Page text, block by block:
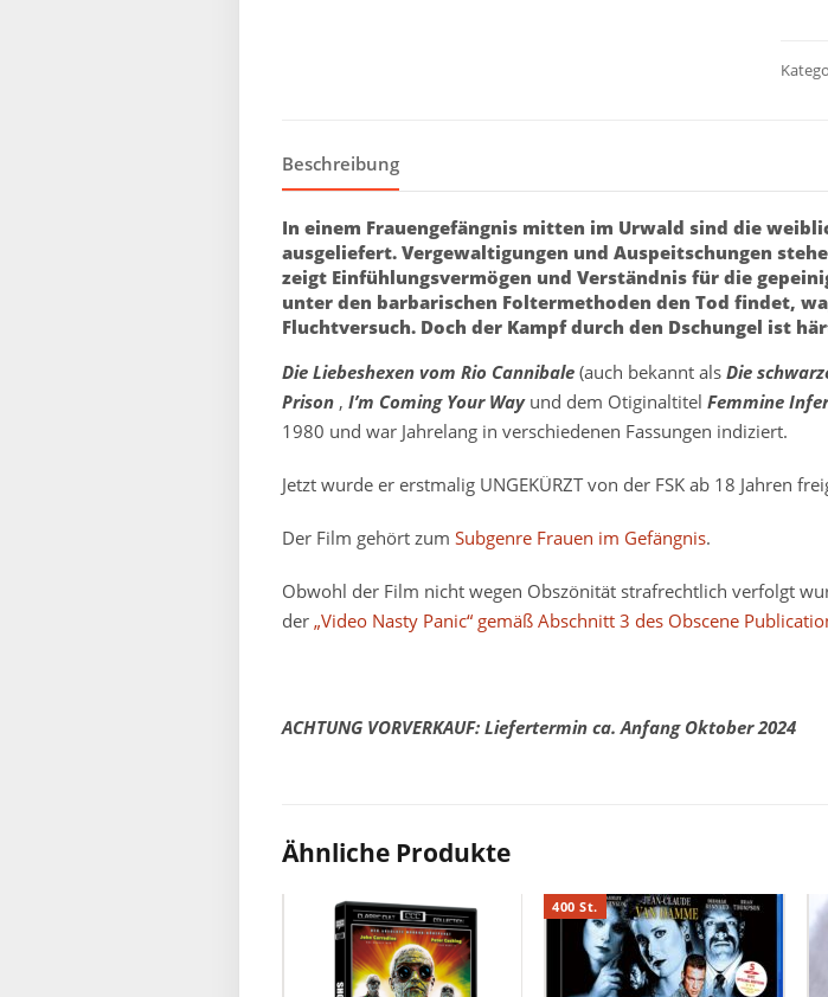
Beschreibung
In einem Frauengefängnis mitten im Urwald sind die
ausgeliefert. Vergewaltigungen und Auspeitschungen
zeigt Einfühlungsvermögen und Verständnis für die
unter den barbarischen Foltermethoden den Tod findet,
Fluchtversuch. Doch der Kampf durch den Dschungel ist
Die Liebeshexen vom Rio Cannibale (auch bekannt als Die
Prison , I’m Coming Your Wayund dem Otiginaltitel Femmine
1980 und war Jahrelang in verschiedenen Fassungen indiziert.
Jetzt wurde er erstmalig UNGEKÜRZT von der FSK ab 18 Jahren
Der Film gehört zum Subgenre Frauen im Gefängnis.
Obwohl der Film nicht wegen Obszönität strafrechtlich verfolgt
der „Video Nasty Panic“ gemäß Abschnitt 3 des Obscene
ACHTUNG VORVERKAUF: Liefertermin ca. Anfang Oktober 2024
Ähnliche Produkte
400 St.